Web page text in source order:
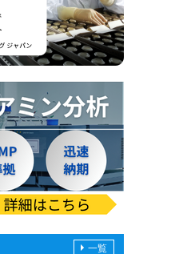
一覧